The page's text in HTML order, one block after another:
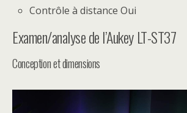
Contrôle à distance Oui
Examen/analyse de l’Aukey LT-ST37
Conception et dimensions